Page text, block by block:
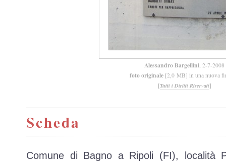
Alessandro Bargellini, 2-7-2008
foto originale [2,0 MB] in una nuova
[Tutti i Diritti Riservati]
Scheda
Comune di Bagno a Ripoli (FI), località